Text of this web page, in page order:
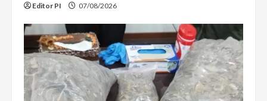
Editor PI 07/08/2026